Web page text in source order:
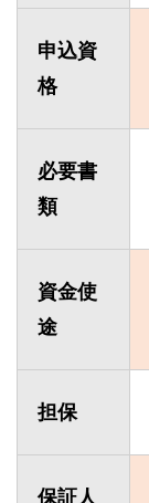
申込資
格
必要書
類
資金使
途
担保
保証人